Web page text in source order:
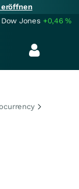
Dow Jones +0,46%